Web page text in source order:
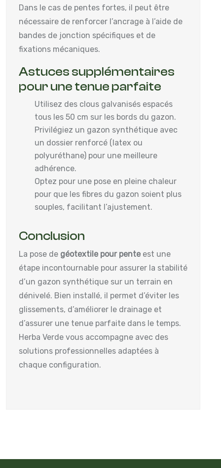
Dans le cas de pentes fortes, il peut être
nécessaire de renforcer l’ancrage à l’aide de
bandes de jonction spécifiques et de
fixations mécaniques.
Astuces supplémentaires
pour une tenue parfaite
Utilisez des clous galvanisés espacés
tous les 50 cm sur les bords du gazon.
Privilégiez un gazon synthétique avec
un dossier renforcé (latex ou
polyuréthane) pour une meilleure
adhérence.
Optez pour une pose en pleine chaleur
pour que les fibres du gazon soient plus
souples, facilitant l’ajustement.
Conclusion
La pose de géotextile pour pente est une
étape incontournable pour assurer la stabilité
d’un gazon synthétique sur un terrain en
dénivelé. Bien installé, il permet d’éviter les
glissements, d’améliorer le drainage et
d’assurer une tenue parfaite dans le temps.
Herba Verde vous accompagne avec des
solutions professionnelles adaptées à
chaque configuration.